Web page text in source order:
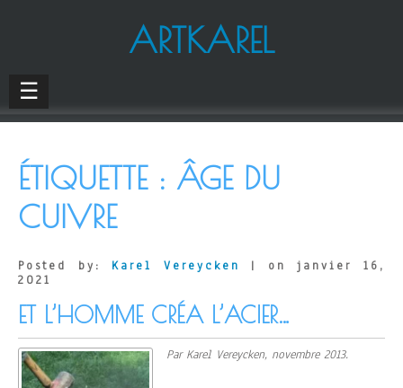
ARTKAREL
☰
ÉTIQUETTE : ÂGE DU
CUIVRE
Posted by: Karel Vereycken
| on janvier 16,
2021
ET L’HOMME CRÉA L’ACIER…
Par Karel Vereycken, novembre 2013.